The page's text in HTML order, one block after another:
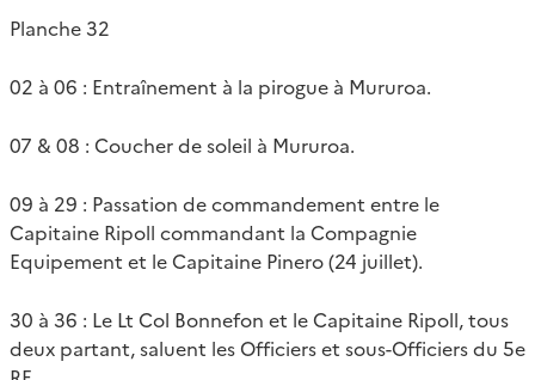
Planche 32
02 à 06 : Entraînement à la pirogue à Mururoa.
07 & 08 : Coucher de soleil à Mururoa.
09 à 29 : Passation de commandement entre le
Capitaine Ripoll commandant la Compagnie
Equipement et le Capitaine Pinero (24 juillet).
30 à 36 : Le Lt Col Bonnefon et le Capitaine Ripoll, tous
deux partant, saluent les Officiers et sous-Officiers du 5e